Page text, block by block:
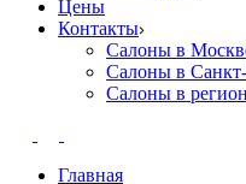
Цены
Контакты
Салоны в
Салоны в
Салоны в
Главная